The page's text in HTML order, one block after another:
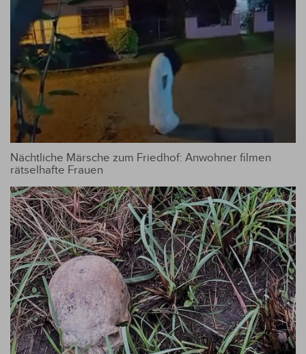
Nächtliche Märsche zum Friedhof: Anwohner filmen
rätselhafte Frauen